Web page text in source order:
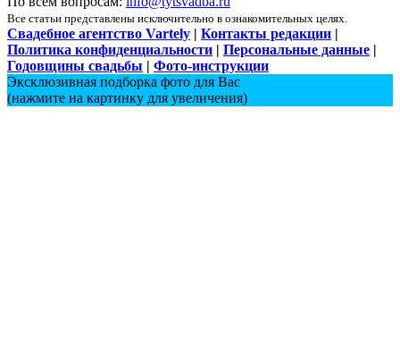
Все статьи представлены исключительно в ознакомительных целях.
Свадебное агентство Vartely | Контакты редакции |
Политика конфиденциальности | Персональные данные |
Годовщины свадьбы | Фото-инструкции
Эксклюзивная подборка фото для Вас
(нажмите на картинку для увеличения)